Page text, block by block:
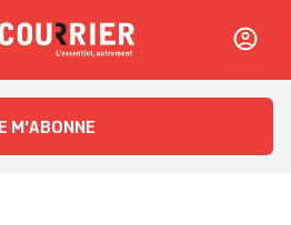
L'essentiel, autrement
M'ABONNE